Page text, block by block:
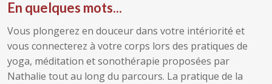
En quelques mots...
Vous plongerez en douceur dans votre intériorité et
vous connecterez à votre corps lors des pratiques de
yoga, méditation et sonothérapie proposées par
Nathalie tout au long du parcours. La pratique de la